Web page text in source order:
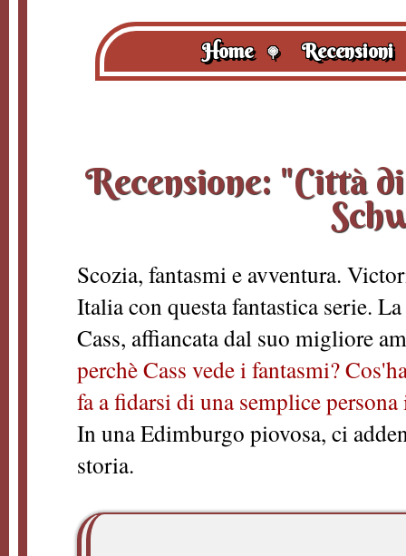
Home 🍭 Recensioni
Recensione: "Città
Scozia, fantasmi e avventura.
Italia con questa fantastica serie.
Cass, affiancata dal suo migliore
perchè Cass vede i fantasmi?
fa a fidarsi di una semplice
In una Edimburgo piovosa, ci
storia.